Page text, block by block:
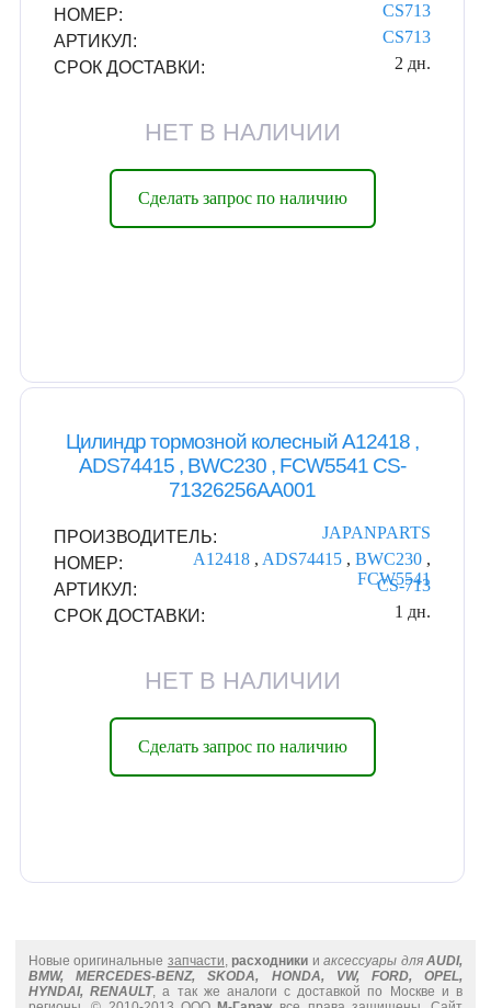
НОМЕР:
CS713
АРТИКУЛ:
CS713
СРОК ДОСТАВКИ:
2 дн.
НЕТ В НАЛИЧИИ
Сделать запрос по наличию
Цилиндр тормозной колесный A12418 ,
ADS74415 , BWC230 , FCW5541 CS-
71326256AA001
ПРОИЗВОДИТЕЛЬ:
JAPANPARTS
НОМЕР:
A12418 , ADS74415 ,BWC230 ,
FCW5541
АРТИКУЛ:
CS-713
СРОК ДОСТАВКИ:
1 дн.
НЕТ В НАЛИЧИИ
Сделать запрос по наличию
Новые оригинальные запчасти расходники иаксессуары дляAUDI,
BMW, MERCEDES-BENZ, SKODA, HONDA, VW, FORD, OPEL,
HYNDAI, RENAULT, а так же аналоги с доставкой по Москве и в